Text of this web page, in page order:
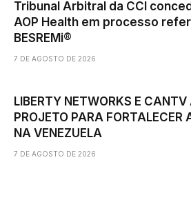
Tribunal Arbitral da CCI
AOP Health em processo
BESREMi®
7 DE AGOSTO DE 2026
LIBERTY NETWORKS E
PROJETO PARA FORTALECER
NA VENEZUELA
7 DE AGOSTO DE 2026